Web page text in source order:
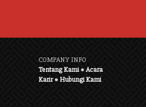
COMPANY INFO
Tentang Kami●Acara
Karir●Hubungi Kami